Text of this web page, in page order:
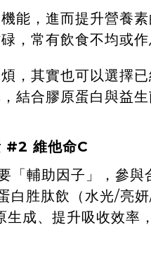
能，進而提升營養
，常有飲食不均或
，其實也可以選擇
結合膠原蛋白與益
#2 維他命C
「輔助因子」，參與
白胜肽飲（水光/亮
成、提升吸收效率